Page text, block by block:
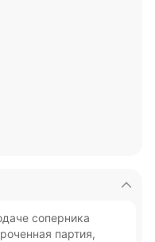
соперника
партия,